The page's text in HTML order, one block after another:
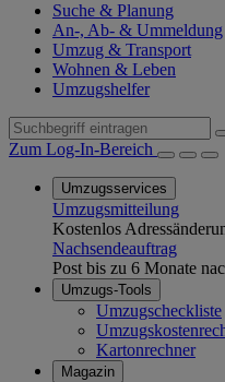
Suche & Planung
An-, Ab- & Ummeldung
Umzug & Transport
Wohnen & Leben
Umzugshelfer
Zum Log-In-Bereich
Umzugsservices
Umzugsmitteilung
Kostenlos
Nachsendeauftrag
Post bis zu 6 Monate
Umzugs-Tools
Umzugscheckliste
Kartonrechner
Magazin